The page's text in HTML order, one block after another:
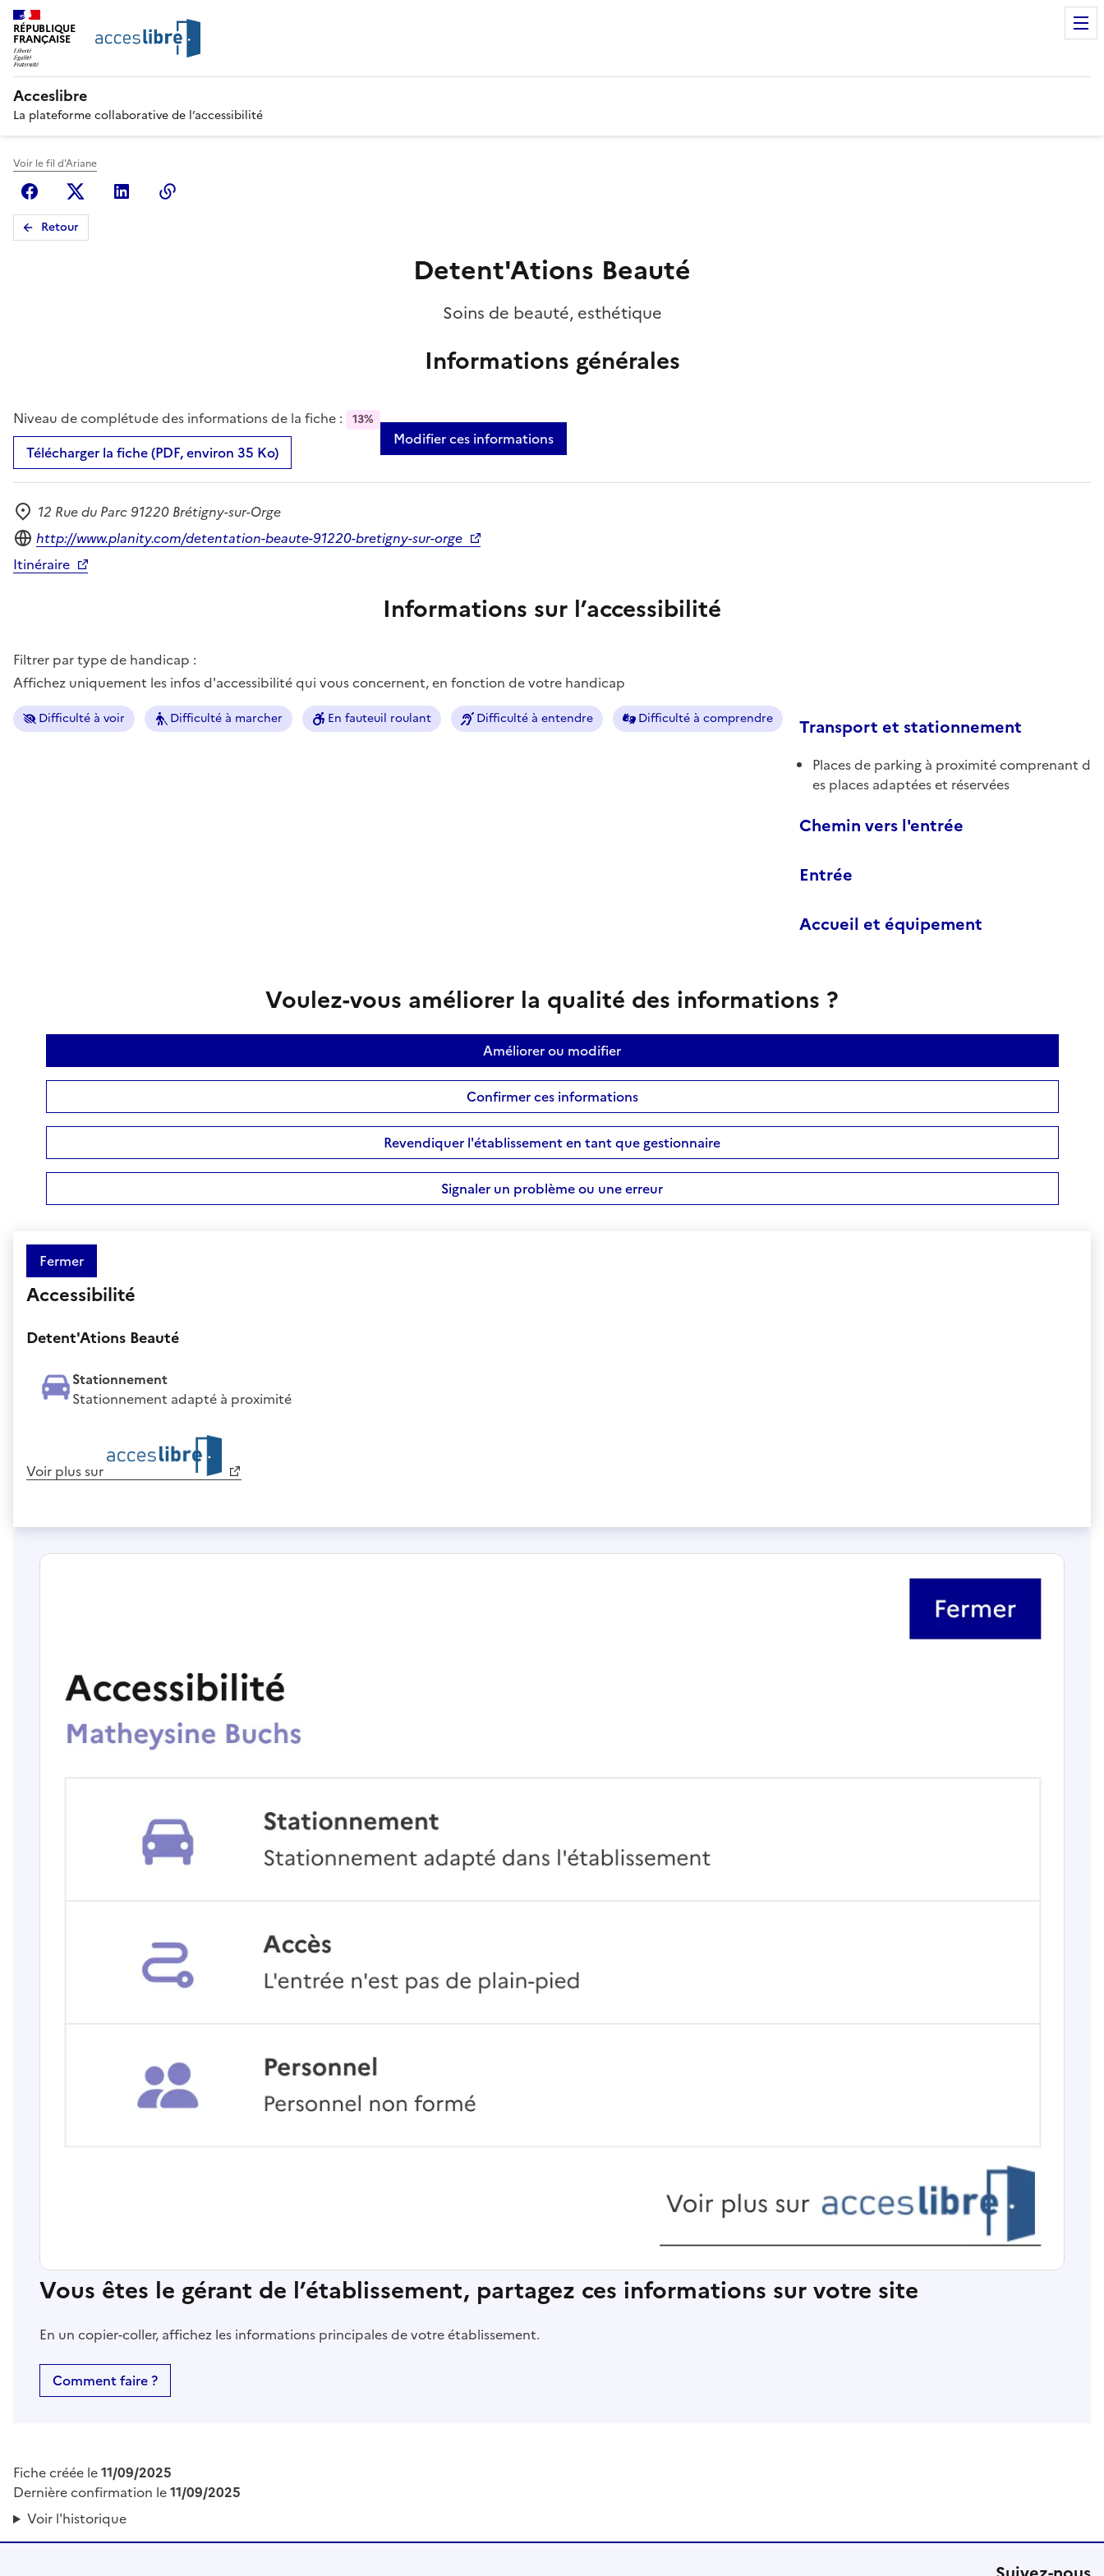
RÉPUBLIQUE
FRANÇAISE
Acceslibre
La plateforme collaborative de l’accessibilité
Voir le fil d'Ariane
FacebookX (anciennement Twitter)
Linkedin
Retour
Detent'Ations Beauté
Soins de beauté, esthétique
Informations générales
Niveau de complétude des informations de la fiche : 13%
Télécharger la fiche (PDF, environ 35 Ko)
Modifier ces informations
Adresse
12 Rue du Parc 91220 Brétigny-sur-Orge
Site internet
http://www.planity.com/detentation-beaute-91220-bretigny-sur-orge
Itinéraire
Informations sur l’accessibilité
Filtrer par type de handicap :
Affichez uniquement les infos d'accessibilité qui vous concernent, en fonction de votre handicap
Difficulté à voir Difficulté à marcher En fauteuil roulant Difficulté à entendre Difficulté à comprendre Transport et stationnement
Places de parking à proximité comprenant d
es places adaptées et réservées
Chemin vers l'entrée
Entrée
Accueil et équipement
Voulez-vous améliorer la qualité des informations ?
Améliorer ou modifier
Confirmer ces informations
Revendiquer l'établissement en tant que gestionnaire
Signaler un problème ou une erreur
Fermer
Accessibilité
Detent'Ations Beauté
Stationnement
Stationnement adapté à proximité
Voir plus sur
Vous êtes le gérant de l’établissement, partagez ces informations sur votre site
En un copier-coller, affichez les informations principales de votre établissement.
Comment faire ?
Fiche créée le11/09/2025
Dernière confirmation le11/09/2025
Voir l'historique